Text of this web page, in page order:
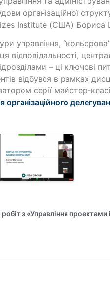
організаційної
Institute (США) Бориса
управління,
відповідальності,
– ці ключові
відбувся в рамках
серії майстер-
організаційного